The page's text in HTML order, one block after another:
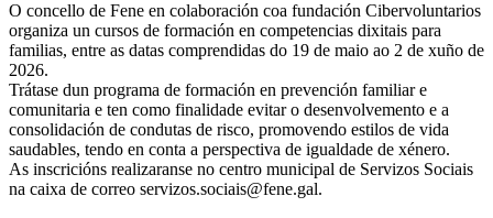
O concello de Fene en colaboración coa fundación Cibervoluntarios
organiza un cursos de formación en competencias dixitais para
familias, entre as datas comprendidas do 19 de maio ao 2 de xuño de
2026.
Trátase dun programa de formación en prevención familiar e
comunitaria e ten como finalidade evitar o desenvolvemento e a
consolidación de condutas de risco, promovendo estilos de vida
saudables, tendo en conta a perspectiva de igualdade de xénero.
As inscricións realizaranse no centro municipal de Servizos Sociais
na caixa de correo servizos.sociais@fene.gal.